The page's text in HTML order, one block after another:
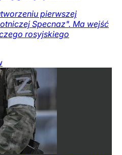
pierwszej
Specnaz". Ma wejść
rosyjskiego